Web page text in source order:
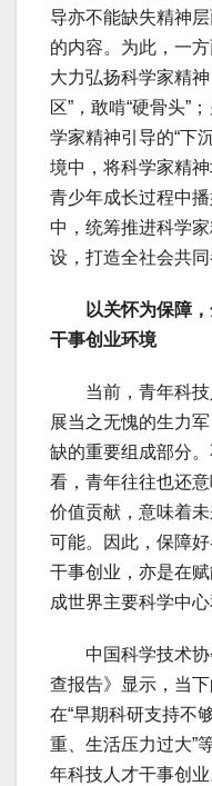
导亦不能缺失精神
的内容。为此，一
大力弘扬科学家精
区”，敢啃“硬骨头”
学家精神引导的“下
境中，将科学家精
青少年成长过程中
中，统筹推进科学
设，打造全社会共
以关怀为保障，
干事创业环境
当前，青年科技
展当之无愧的生力
缺的重要组成部分
看，青年往往也还
价值贡献，意味着
可能。因此，保障
干事创业，亦是在
成世界主要科学中心
中国科学技术协
查报告》显示，当
在“早期科研支持不
重、生活压力过大”
年科技人才干事创